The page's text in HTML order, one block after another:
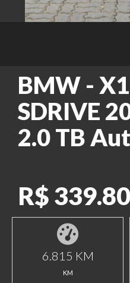
BMW -
SDRIVE
2.0 TB
R$
6.815 KM
KM